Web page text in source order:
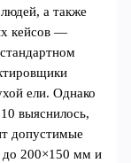
а также
кейсов —
ели. Однако
выяснилось,
допустимые
до 200×150 мм и